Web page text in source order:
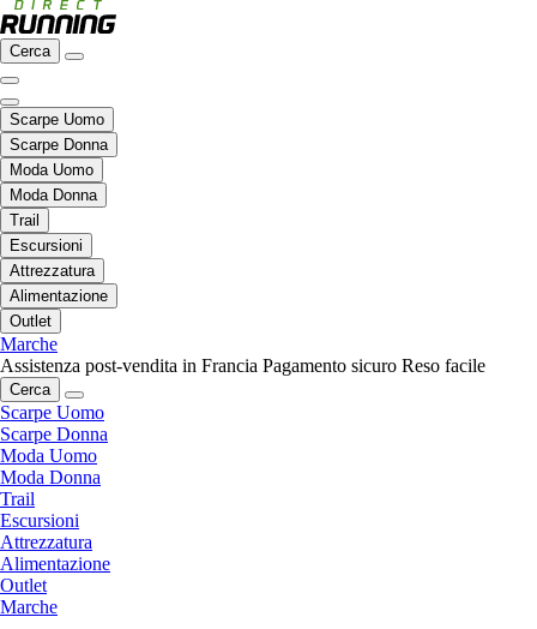
Cerca
Scarpe Uomo
Scarpe Donna
Moda Uomo
Moda Donna
Trail
Escursioni
Attrezzatura
Alimentazione
Outlet
Marche
Assistenza post-vendita in Francia Pagamento sicuro Reso facile
Cerca
Scarpe Uomo
Scarpe Donna
Moda Uomo
Moda Donna
Trail
Escursioni
Attrezzatura
Alimentazione
Outlet
Marche